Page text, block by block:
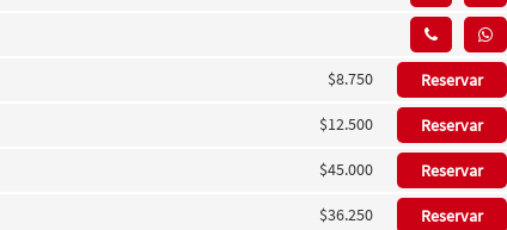
$8.750 Reservar
$12.500 Reservar
$45.000 Reservar
$36.250 Reservar